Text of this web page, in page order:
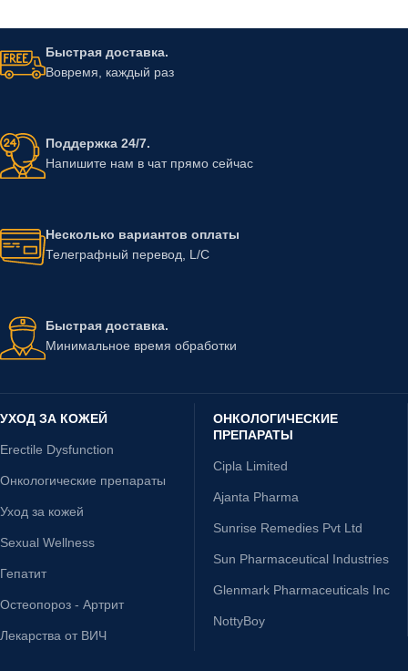
Быстрая доставка.
Вовремя, каждый раз
Поддержка 24/7.
Напишите нам в чат прямо сейчас
Несколько вариантов оплаты
Телеграфный перевод, L/C
Быстрая доставка.
Минимальное время обработки
УХОД ЗА КОЖЕЙ
Erectile Dysfunction
Онкологические препараты
Уход за кожей
Sexual Wellness
Гепатит
Остеопороз - Артрит
Лекарства от ВИЧ
ОНКОЛОГИЧЕСКИЕ
ПРЕПАРАТЫ
Cipla Limited
Ajanta Pharma
Sunrise Remedies Pvt Ltd
Sun Pharmaceutical Industries
Glenmark Pharmaceuticals Inc
NottyBoy